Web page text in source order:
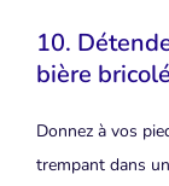
10.
bière
Donnez à vos
trempant dans